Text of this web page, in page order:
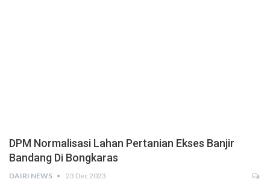
DPM Normalisasi Lahan Pertanian Ekses Banjir
Bandang Di Bongkaras
DAIRI NEWS 23 Dec 2023